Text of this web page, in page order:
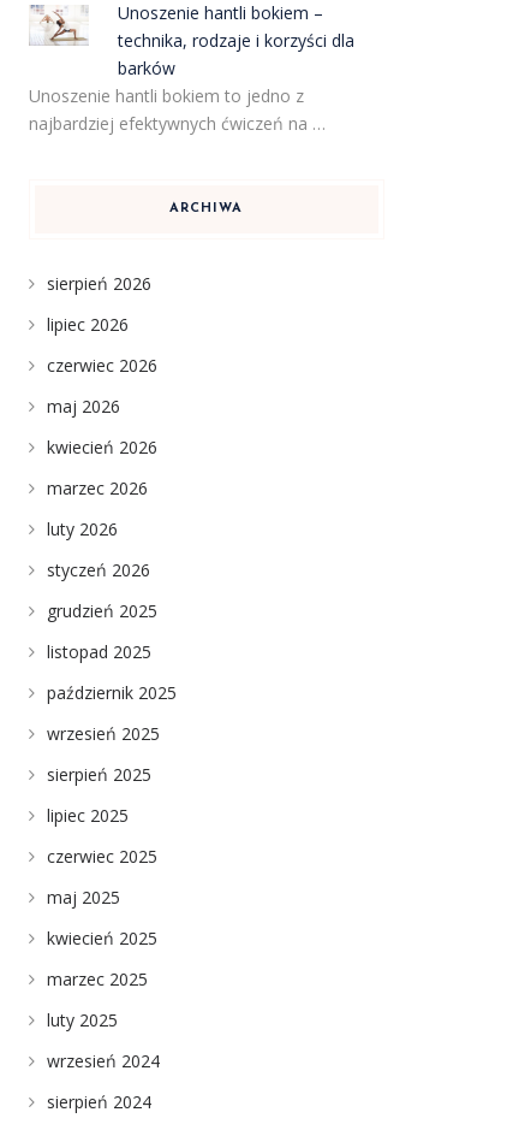
Unoszenie hantli bokiem –
technika, rodzaje i korzyści dla
barków
Unoszenie hantli bokiem to jedno z
najbardziej efektywnych ćwiczeń na …
ARCHIWA
sierpień 2026
lipiec 2026
czerwiec 2026
maj 2026
kwiecień 2026
marzec 2026
luty 2026
styczeń 2026
grudzień 2025
listopad 2025
październik 2025
wrzesień 2025
sierpień 2025
lipiec 2025
czerwiec 2025
maj 2025
kwiecień 2025
marzec 2025
luty 2025
wrzesień 2024
sierpień 2024